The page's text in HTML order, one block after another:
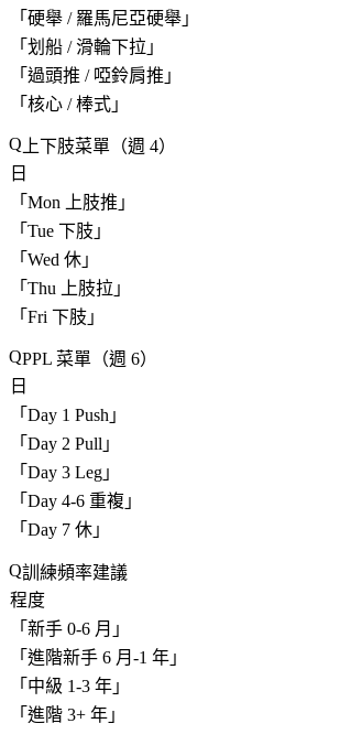
「 硬舉 / 羅馬尼亞硬舉 」
「 划船 / 滑輪下拉 」
「 過頭推 / 啞鈴肩推 」
「 核心 / 棒式 」
上下肢菜單（週 4）
日
「 Mon 上肢推 」
「 Tue 下肢 」
「 Wed 休 」
「 Thu 上肢拉 」
「 Fri 下肢 」
PPL 菜單（週 6）
日
「 Day 1 Push 」
「 Day 2 Pull 」
「 Day 3 Leg 」
「 Day 4-6 重複 」
「 Day 7 休 」
訓練頻率建議
程度
「 新手 0-6 月 」
「 進階新手 6 月-1 年 」
「 中級 1-3 年 」
「 進階 3+ 年 」